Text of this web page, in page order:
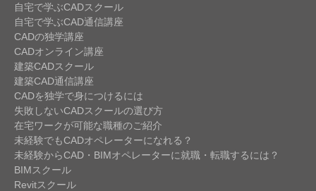
自宅で学ぶCADスクール
自宅で学ぶCAD通信講座
CADの独学講座
CADオンライン講座
建築CADスクール
建築CAD通信講座
CADを独学で身につけるには
失敗しないCADスクールの選び方
在宅ワークが可能な職種のご紹介
未経験でもCADオペレーターになれる？
未経験からCAD・BIMオペレーターに就職・転職するには？
BIMスクール
Revitスクール